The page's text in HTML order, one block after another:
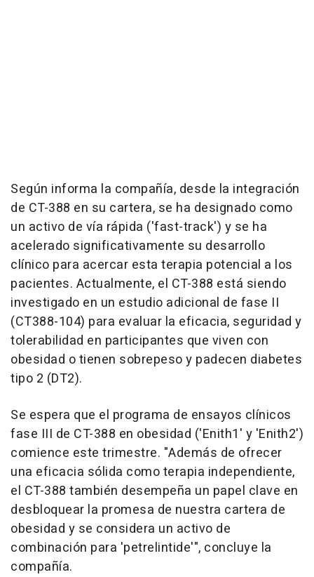
Según informa la compañía, desde la integración
de CT-388 en su cartera, se ha designado como
un activo de vía rápida ('fast-track') y se ha
acelerado significativamente su desarrollo
clínico para acercar esta terapia potencial a los
pacientes. Actualmente, el CT-388 está siendo
investigado en un estudio adicional de fase II
(CT388-104) para evaluar la eficacia, seguridad y
tolerabilidad en participantes que viven con
obesidad o tienen sobrepeso y padecen diabetes
tipo 2 (DT2).
Se espera que el programa de ensayos clínicos
fase III de CT-388 en obesidad ('Enith1' y 'Enith2')
comience este trimestre. "Además de ofrecer
una eficacia sólida como terapia independiente,
el CT-388 también desempeña un papel clave en
desbloquear la promesa de nuestra cartera de
obesidad y se considera un activo de
combinación para 'petrelintide'", concluye la
compañía.